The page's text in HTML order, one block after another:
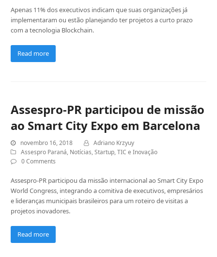
Apenas 11% dos executivos indicam que suas organizações já
implementaram ou estão planejando ter projetos a curto prazo
com a tecnologia Blockchain.
Read more
Assespro-PR participou de missão
ao Smart City Expo em Barcelona
novembro 16, 2018
Adriano Krzyuy
Assespro Paraná, Notícias,Startup,TIC e Inovação
0 Comments
Assespro-PR participou da missão internacional ao Smart City Expo
World Congress, integrando a comitiva de executivos, empresários
e lideranças municipais brasileiros para um roteiro de visitas a
projetos inovadores.
Read more